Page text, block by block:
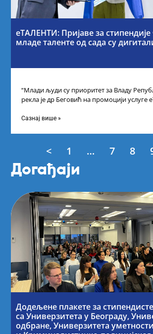
еТАЛЕНТИ: Пријаве за
младе таленте од сада су
“Млади људи су приоритет за Владу
рекла је др Беговић на промоцији услуге
Сазнај више »
< 1 … 7 8
Догађаји
Додељене плакете за стипендисте
са Универзитета у Београду,
одбране, Универзитета